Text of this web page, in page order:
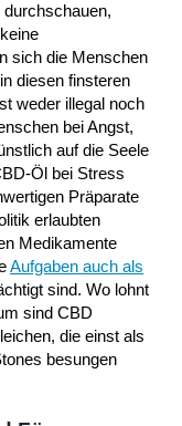
sich die Menschen
diesen finsteren
weder illegal noch
bei Angst,
auf die Seele
Öl bei Stress
Präparate
erlaubten
Medikamente
Aufgaben auch als
sind. Wo lohnt
sind CBD
die einst als
besungen